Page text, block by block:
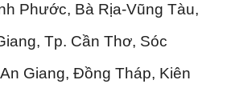
Phước, Bà Rịa-Vũng Tàu,
Tp. Cần Thơ, Sóc
Giang, Đồng Tháp, Kiên